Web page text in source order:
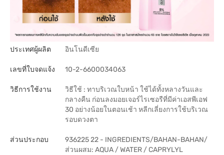
ประเทศผู้ผลิต อินโนดีเซีย
เลขที่ใบจดแจ้ง 10-2-6600034063
วิธีการใช้งาน
วิธีใช้ : ทาบริเวณใบหน้า ใช้ได้ทั้งหลางวันและ
กลางคืน ก่อนลงมอยเจอร์ไรเซอรืที่มีค่าเอสพีเอฟ
30 อย่างน้อยในตอนเช้า หลีกเลี่ยงการใช้บริเวณ
รอบดวงตา
ส่วนประกอบ
936225 22 - INGREDIENTS/BAHAN-BAHAN/
ส่วนผสม: AQUA / WATER / CAPRYLYL